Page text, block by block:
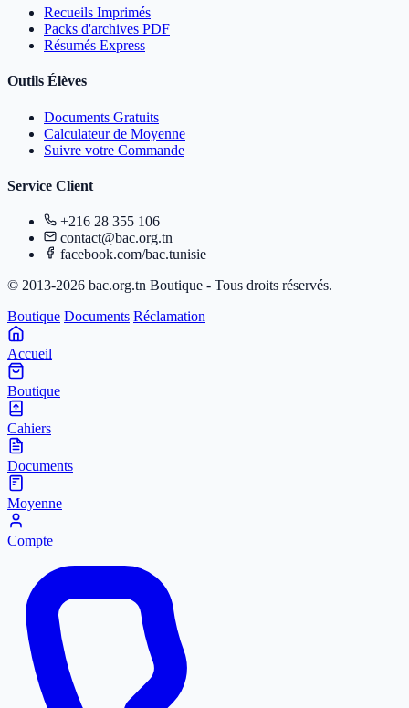
Recueils Imprimés
Packs d'archives PDF
Résumés Express
Outils Élèves
Documents Gratuits
Calculateur de Moyenne
Suivre votre Commande
Service Client
+216 28 355 106
contact@bac.org.tn
facebook.com/bac.tunisie
© 2013-2026 bac.org.tn Boutique - Tous droits réservés.
Boutique Documents Réclamation
Accueil
Boutique
Cahiers
Documents
Moyenne
Compte